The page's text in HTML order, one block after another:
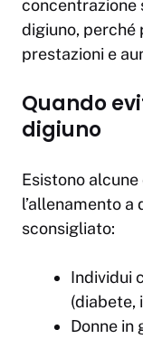
concentrazione
digiuno, perché
prestazioni e
Quando
digiuno
Esistono
l’allenamento
sconsigliato:
Individui
(diabete,
Donne in